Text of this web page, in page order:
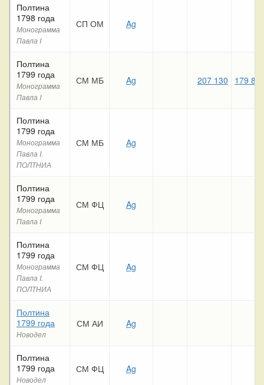
Полтина
1798 года
Монограмма
Павла I
СП ОМ Ag
Полтина
1799 года
Монограмма
Павла I
СМ МБ Ag 207 130 179
Полтина
1799 года
Монограмма
Павла I.
ПОЛТНИА
СМ МБ Ag
Полтина
1799 года
Монограмма
Павла I
СМ ФЦ Ag
Полтина
1799 года
Монограмма
Павла I.
ПОЛТНИА
СМ ФЦ Ag
Полтина
1799 года
Новодел
СМ АИ Ag
Полтина
1799 года
Новодел
СМ ФЦ Ag